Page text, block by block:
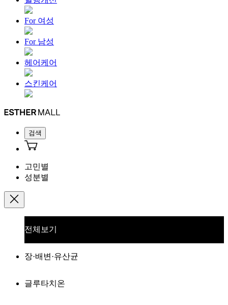
For 여성
For 남성
헤어케어
스킨케어
검색
고민별
성분별
전체보기
장·배변·유산균
글루타치온